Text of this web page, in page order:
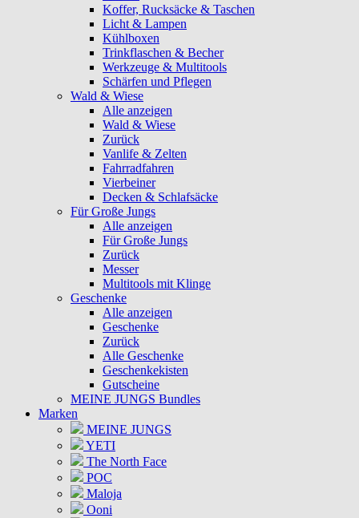
Koffer, Rucksäcke & Taschen
Licht & Lampen
Kühlboxen
Trinkflaschen & Becher
Werkzeuge & Multitools
Schärfen und Pflegen
Wald & Wiese
Alle anzeigen
Wald & Wiese
Zurück
Vanlife & Zelten
Fahrradfahren
Vierbeiner
Decken & Schlafsäcke
Für Große Jungs
Alle anzeigen
Für Große Jungs
Zurück
Messer
Multitools mit Klinge
Geschenke
Alle anzeigen
Geschenke
Zurück
Alle Geschenke
Geschenkekisten
Gutscheine
MEINE JUNGS Bundles
Marken
MEINE JUNGS
YETI
The North Face
POC
Maloja
Ooni